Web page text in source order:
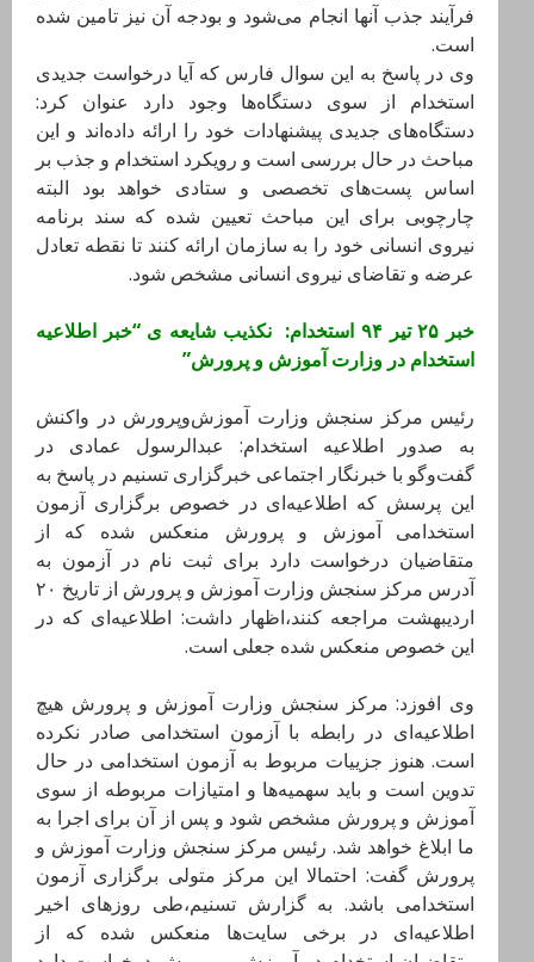
فرآیند جذب آنها انجام می‌شود و بودجه آن نیز تامین شده
است.
وی در پاسخ به این سوال فارس که آیا درخواست جدیدی
استخدام از سوی دستگاه‌ها وجود دارد عنوان کرد:‌
دستگاه‌های جدیدی پیشنهادات خود را ارائه داده‌اند و این
مباحث در حال بررسی است و رویکرد استخدام و جذب بر
اساس پست‌های تخصصی و ستادی خواهد بود البته
چارچوبی برای این مباحث تعیین شده که سند برنامه
نیروی انسانی خود را به سازمان ارائه کنند تا نقطه تعادل
عرضه و تقاضای نیروی انسانی مشخص شود.
خبر ۲۵ تیر ۹۴ استخدام: نکذیب شایعه ی “خبر اطلاعیه
استخدام در وزارت آموزش و پرورش”
رئیس مرکز سنجش وزارت آموزش‌وپرورش در واکنش
به صدور اطلاعیه استخدام: عبدالرسول عمادی در
گفت‌وگو با خبرنگار اجتماعی خبرگزاری تسنیم در پاسخ به
این پرسش که اطلاعیه‌ای در خصوص برگزاری آزمون
استخدامی آموزش و پرورش منعکس شده که از
متقاضیان درخواست دارد برای ثبت نام در آزمون به
آدرس مرکز سنجش وزارت آموزش و پرورش از تاریخ ۲۰
اردیبهشت مراجعه کنند،‌اظهار داشت:‌ اطلاعیه‌ای که در
این خصوص منعکس شده جعلی است.
وی افوزد:‌ مرکز سنجش وزارت آموزش و پرورش هیچ
اطلاعیه‌ای در رابطه با آزمون استخدامی صادر نکرده
است. هنوز جزییات مربوط به آزمون استخدامی در حال
تدوین است و باید سهمیه‌ها و امتیازات مربوطه از سوی
آموزش و پرورش مشخص شود و پس از آن برای اجرا به
ما ابلاغ خواهد شد. رئیس مرکز سنجش وزارت آموزش و
پرورش گفت: احتمالا این مرکز متولی برگزاری آزمون
استخدامی باشد. به گزارش تسنیم،‌طی روزهای اخیر
اطلاعیه‌ای در برخی سایت‌ها منعکس شده که از